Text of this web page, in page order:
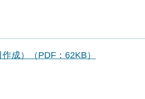
成）（PDF：62KB）